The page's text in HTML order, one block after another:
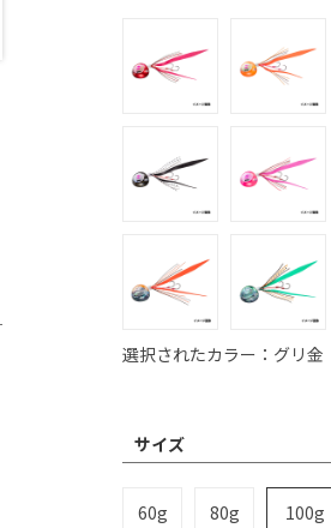
選択されたカラー：グリ金
サイズ
60g 80g 100g